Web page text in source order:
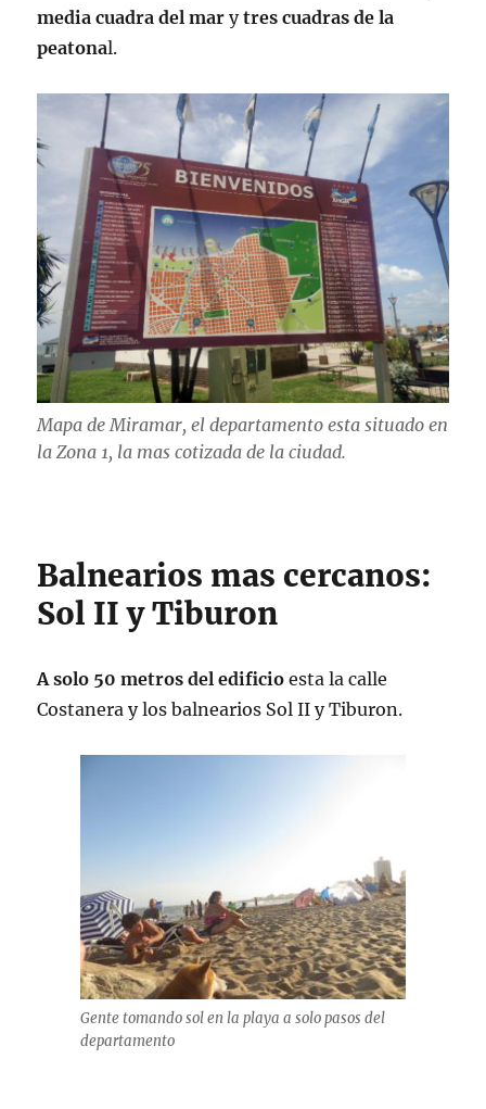
media cuadra del mar ytres cuadras de la
peatonal.
Mapa de Miramar, el departamento esta situado en
la Zona 1, la mas cotizada de la ciudad.
Balnearios mas cercanos:
Sol II y Tiburon
A solo 50 metros del edificio esta la calle
Costanera y los balnearios Sol II y Tiburon.
Gente tomando sol en la playa a solo pasos del
departamento